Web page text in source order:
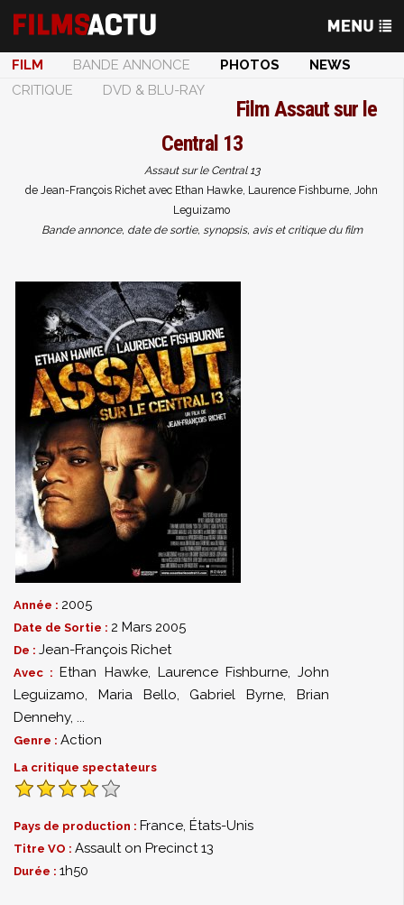
FILM BANDE ANNONCE PHOTOS
NEWS
CRITIQUE
DVD & BLU-RAY
FilmAssaut sur le
Central 13
Assaut sur le Central 13
de Jean-François Richet avec Ethan Hawke, Laurence Fishburne, John
Leguizamo
Bande annonce, date de sortie, synopsis, avis et critique du film
Année : 2005
Date de Sortie : 2 Mars 2005
De : Jean-François Richet
Avec : Ethan Hawke, Laurence Fishburne,John
Leguizamo, Maria Bello, Gabriel Byrne,Brian
Dennehy, ...
Genre : Action
La critique spectateurs
Pays de production : France, États-Unis
Titre VO : Assault on Precinct 13
Durée : 1h50